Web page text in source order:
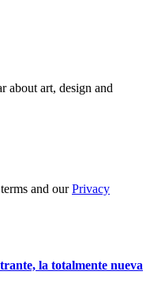
about art, design and
and ourPrivacy
la totalmente nueva